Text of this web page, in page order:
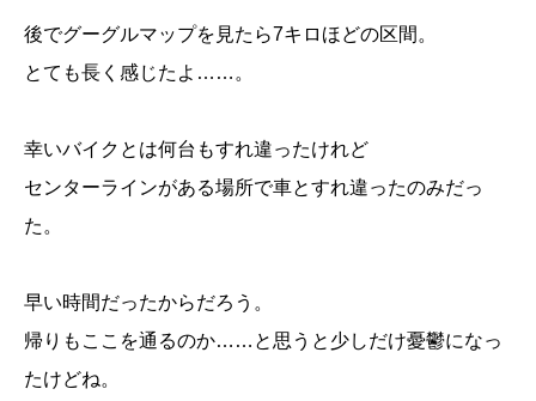
後でグーグルマップを見たら7キロほどの区間。
とても長く感じたよ……。
幸いバイクとは何台もすれ違ったけれど
センターラインがある場所で車とすれ違ったのみだっ
た。
早い時間だったからだろう。
帰りもここを通るのか……と思うと少しだけ憂鬱になっ
たけどね。